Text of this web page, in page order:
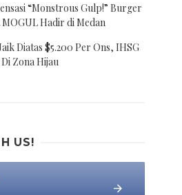
“Monstrous Gulp!” Burger
Hadir di Medan
Diatas $5.200 Per Ons, IHSG
Zona Hijau
US!